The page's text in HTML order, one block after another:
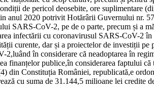
de pericol deosebite, ore suplimentare
anul 2020 potrivit Hotărârii Guvernului nr.
SARS-CoV-2, pe de o parte, precum și a
infectării cu coronavirusul SARS-CoV-2
curente, dar și a proiectelor de investiții
2,luând în considerare că neadoptarea în
finanțelor publice,în considerarea faptului că
din Constituția României, republicată,e
cu suma de 31.144,5 milioane lei credite